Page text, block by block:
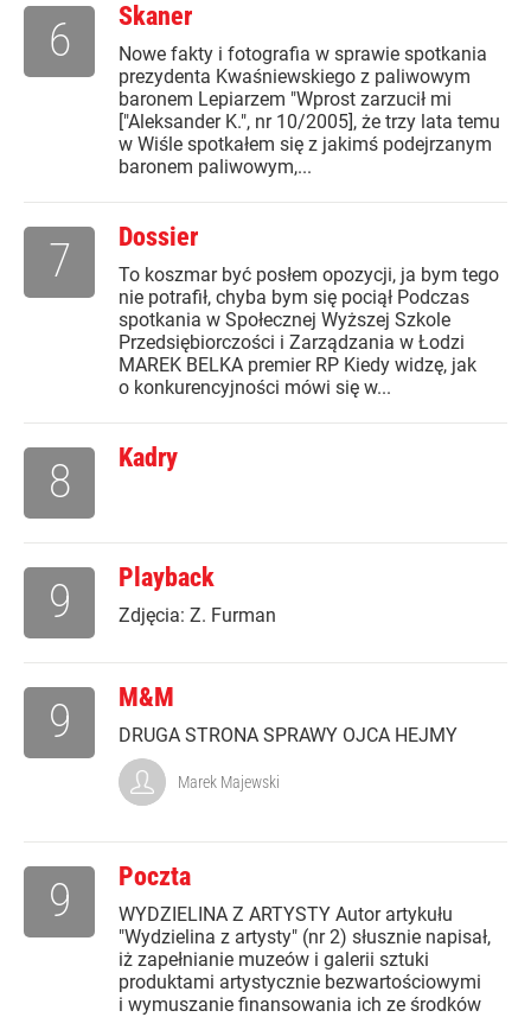
Skaner
Nowe fakty i fotografia w sprawie spotkania
prezydenta Kwaśniewskiego z paliwowym
baronem Lepiarzem "Wprost zarzucił mi
["Aleksander K.", nr 10/2005], że trzy lata temu
w Wiśle spotkałem się z jakimś podejrzanym
baronem paliwowym,...
6
Dossier
To koszmar być posłem opozycji, ja bym tego
nie potrafił, chyba bym się pociął Podczas
spotkania w Społecznej Wyższej Szkole
Przedsiębiorczości i Zarządzania w Łodzi
MAREK BELKA premier RP Kiedy widzę, jak
o konkurencyjności mówi się w...
7
Kadry
8
Playback
Zdjęcia: Z. Furman
9
M&M
DRUGA STRONA SPRAWY OJCA HEJMY
9
Marek Majewski
Poczta
WYDZIELINA Z ARTYSTY Autor artykułu
"Wydzielina z artysty" (nr 2) słusznie napisał,
iż zapełnianie muzeów i galerii sztuki
produktami artystycznie bezwartościowymi
i wymuszanie finansowania ich ze środków
9